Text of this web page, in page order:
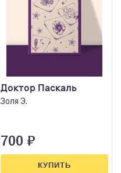
Доктор Паскаль
Золя Э.
700 ₽
КУПИТЬ